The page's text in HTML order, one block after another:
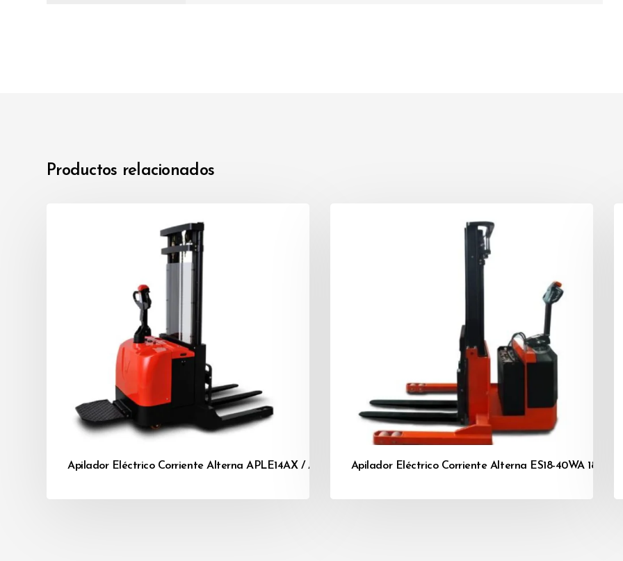
Productos relacionados
Apilador Eléctrico Corriente Alterna APLE14AX / APLE16AX / APLE16STXApilador Eléctrico Corriente Alterna ES18-40WA 1800 KG